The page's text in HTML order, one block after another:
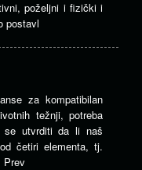
poželjni i fizički i
postavl
za kompatibilan
težnji, potreba
se utvrditi da li naš
četiri elementa, tj.
Prev